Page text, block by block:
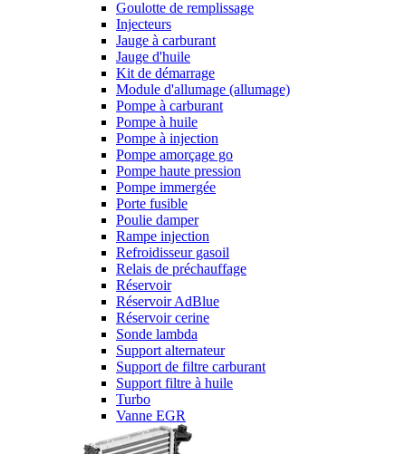
Goulotte de remplissage
Injecteurs
Jauge à carburant
Jauge d'huile
Kit de démarrage
Module d'allumage (allumage)
Pompe à carburant
Pompe à huile
Pompe à injection
Pompe amorçage go
Pompe haute pression
Pompe immergée
Porte fusible
Poulie damper
Rampe injection
Refroidisseur gasoil
Relais de préchauffage
Réservoir
Réservoir AdBlue
Réservoir cerine
Sonde lambda
Support alternateur
Support de filtre carburant
Support filtre à huile
Turbo
Vanne EGR